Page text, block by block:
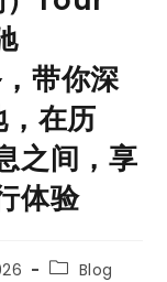
带你深
在历
之间，享
体验
Blog